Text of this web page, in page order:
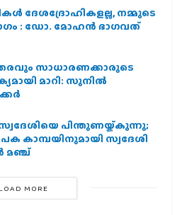
ദേശദ്രോഹികളല്ല, നമ്മുടെ
: ഡോ. മോഹന്‍ ഭാഗവത്
സാധാരണക്കാരുടെ
മാറി: സുനിൽ
പിന്തുണയ്ക്കുന്നു;
കാമ്പയിനുമായി സ്വദേശി
മഞ്ച്
LOAD MORE